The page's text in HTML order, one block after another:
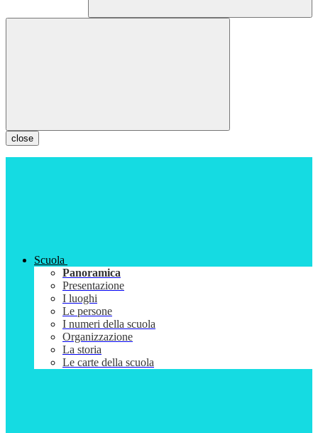
close
Scuola
Panoramica
Presentazione
I luoghi
Le persone
I numeri della scuola
Organizzazione
La storia
Le carte della scuola